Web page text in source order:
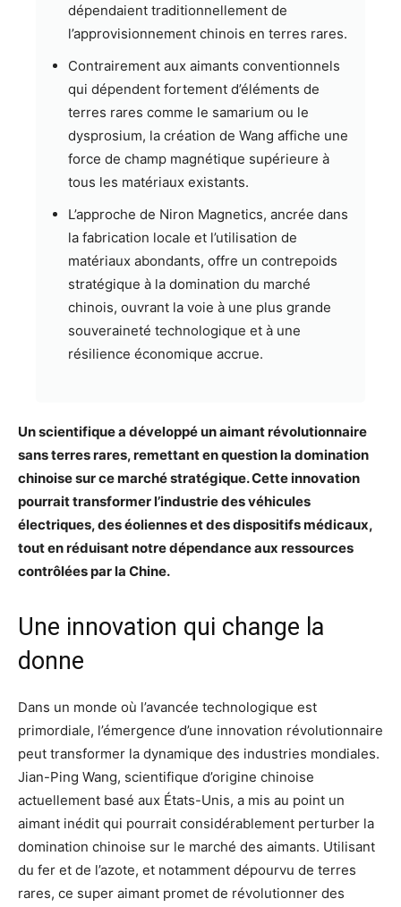
dépendaient traditionnellement de
l’approvisionnement chinois en terres rares.
Contrairement aux aimants conventionnels
qui dépendent fortement d’éléments de
terres rares comme le samarium ou le
dysprosium, la création de Wang affiche une
force de champ magnétique supérieure à
tous les matériaux existants.
L’approche de Niron Magnetics, ancrée dans
la fabrication locale et l’utilisation de
matériaux abondants, offre un contrepoids
stratégique à la domination du marché
chinois, ouvrant la voie à une plus grande
souveraineté technologique et à une
résilience économique accrue.
Un scientifique a développé un aimant révolutionnaire
sans terres rares, remettant en question la domination
chinoise sur ce marché stratégique. Cette innovation
pourrait transformer l’industrie des véhicules
électriques, des éoliennes et des dispositifs médicaux,
tout en réduisant notre dépendance aux ressources
contrôlées par la Chine.
Une innovation qui change la
donne
Dans un monde où l’avancée technologique est
primordiale, l’émergence d’une innovation révolutionnaire
peut transformer la dynamique des industries mondiales.
Jian-Ping Wang, scientifique d’origine chinoise
actuellement basé aux États-Unis, a mis au point un
aimant inédit qui pourrait considérablement perturber la
domination chinoise sur le marché des aimants. Utilisant
du fer et de l’azote, et notamment dépourvu de terres
rares, ce super aimant promet de révolutionner des